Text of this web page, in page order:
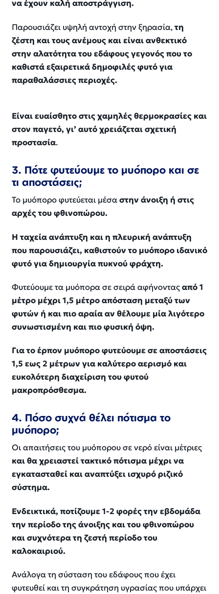
να έχουν καλή αποστράγγιση.
Παρουσιάζει υψηλή αντοχή στην ξηρασία,τη
ζέστη και τους ανέμους και είναι ανθεκτικό
στην αλατότητα του εδάφους γεγονός που το
καθιστά εξαιρετικά δημοφιλές φυτό για
παραθαλάσσιες περιοχές.
Είναι ευαίσθητο στις χαμηλές θερμοκρασίες και
στον παγετό, γι’ αυτό χρειάζεται σχετική
προστασία.
3. Πότε φυτεύουμε το μυόπορο και σε
τι αποστάσεις;
Το μυόπορο φυτεύεται μέσαστην άνοιξη ή στις
αρχές του φθινοπώρου.
Η ταχεία ανάπτυξη και η πλευρική ανάπτυξη
που παρουσιάζει, καθιστούν το μυόπορο ιδανικό
φυτό για δημιουργία πυκνού φράχτη.
Φυτεύουμε τα μυόπορα σε σειρά αφήνονταςαπό 1
μέτρο μέχρι 1,5 μέτρο απόσταση μεταξύ των
φυτών ή και πιο αραία αν θέλουμε μία λιγότερο
συνωστισμένη και πιο φυσική όψη.
Για το έρπον μυόπορο φυτεύουμε σε αποστάσεις
1,5 εως 2 μέτρων για καλύτερο αερισμό και
ευκολότερη διαχείριση του φυτού
μακροπρόσθεσμα.
4. Πόσο συχνά θέλει πότισμα το
μυόπορο;
Οι απαιτήσεις του μυόπορου σε νερό είναι μέτριες
και θα χρειαστεί τακτικό πότισμα μέχρι να
εγκατασταθεί και αναπτύξει ισχυρό ριζικό
σύστημα.
Ενδεικτικά, ποτίζουμε 1-2 φορές την εβδομάδα
την περίοδο της άνοιξης και του φθινοπώρου
και συχνότερα τη ζεστή περίοδο του
καλοκαιριού.
Ανάλογα τη σύσταση του εδάφους που έχει
φυτευθεί και τη συγκράτηση υγρασίας που υπάρχει